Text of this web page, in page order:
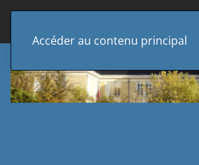
Accéder au contenu principal